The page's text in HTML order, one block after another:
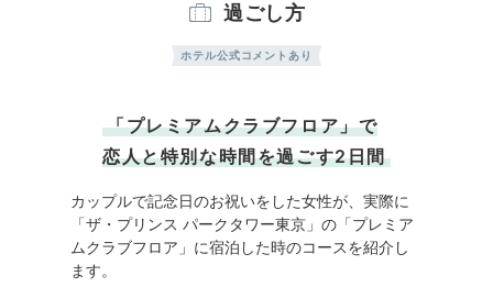
過ごし方
ホテル公式コメントあり
「プレミアムクラブフロア」で
恋人と特別な時間を過ごす2日間
カップルで記念日のお祝いをした女性が、実際に
「ザ・プリンス パークタワー東京」の「プレミア
ムクラブフロア」に宿泊した時のコースを紹介し
ます。